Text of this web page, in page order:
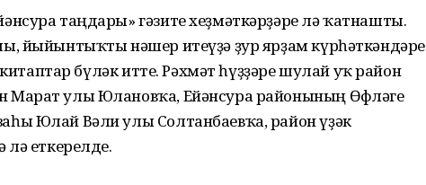
таңдары» гәзите хеҙмәткәрҙәре лә ҡатнашты.
йыйынтыҡты нәшер итеүҙә ҙур ярҙам күрһәткәндәре
китаптар бүләк итте. Рәхмәт һүҙҙәре шулай уҡ район
улы Юлановҡа, Ейәнсура районының Өфөләге
Юлай Вәли улы Солтанбаевҡа, район үҙәк
лә еткерелде.